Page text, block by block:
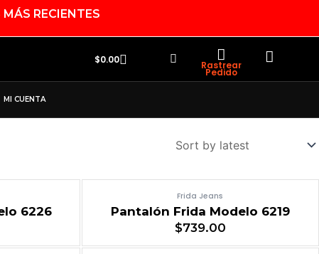
RECIENTES
$0.00 Search
Rastrear
Pedido
MI CUENTA
6226
Frida Jeans
Pantalón Frida Modelo 6219
$739.00